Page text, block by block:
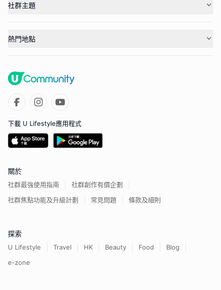
社群主題
熱門地點
下載 U Lifestyle應用程式
關於
社群最強使用指南
社群創作有價企劃
社群焦點功能及升級計劃
常見問題 條款及細則
探索
U Lifestyle Travel HK Beauty Food
Blog
e-zone